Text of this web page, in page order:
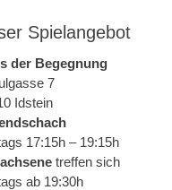
Spielangebot
der Begegnung
7
Idstein
17:15h – 19:15h
treffen sich
ab 19:30h